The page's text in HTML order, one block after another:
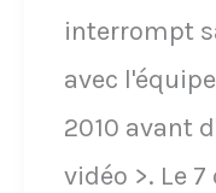
liste
en
tant
que
interrompt
avec
2010 avant
vidéo >. Le